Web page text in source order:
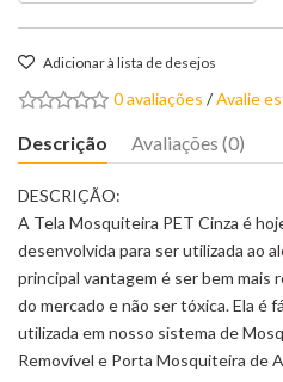
Adicionar à lista de desejos
0 avaliações /Avalie
Descrição Avaliações (0)
DESCRIÇÃO:
A Tela Mosquiteira PET Cinza é
desenvolvida para ser utilizada ao
principal vantagem é ser bem
do mercado e não ser tóxica. Ela é
utilizada em nosso sistema de
Removível e Porta Mosquiteira de